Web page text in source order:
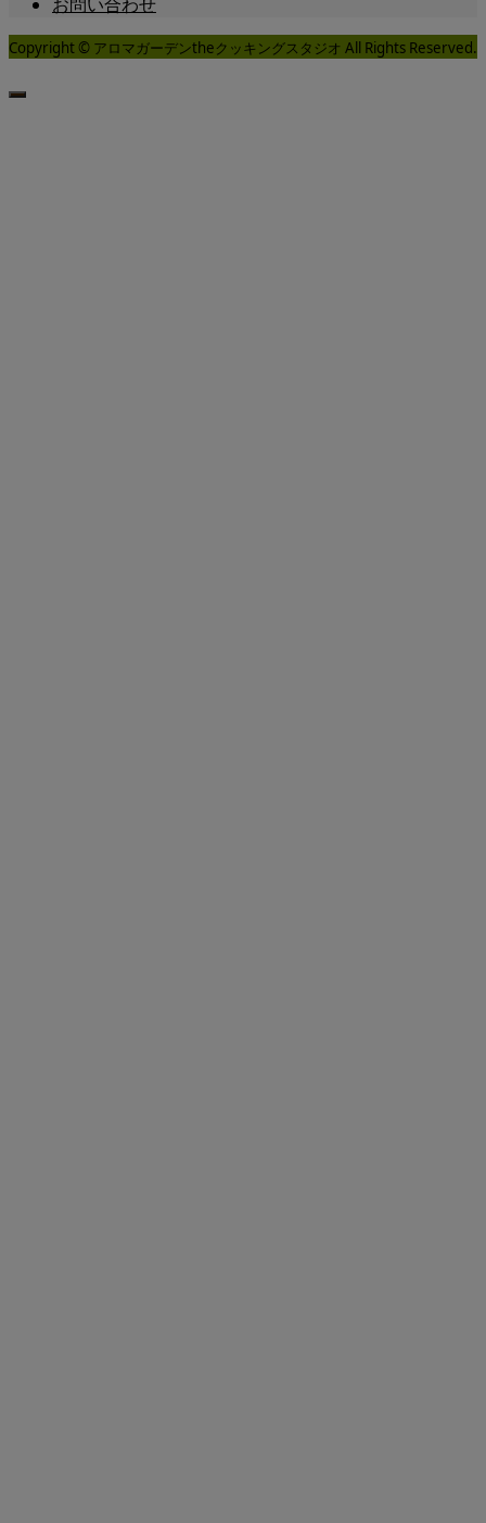
Copyright © アロマガーデンtheクッキングスタジオ All Rights Reserved.